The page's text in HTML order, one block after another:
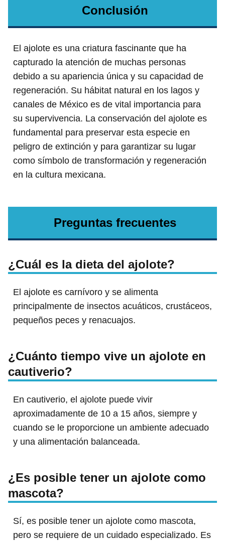
Conclusión
El ajolote es una criatura fascinante que ha
capturado la atención de muchas personas
debido a su apariencia única y su capacidad de
regeneración. Su hábitat natural en los lagos y
canales de México es de vital importancia para
su supervivencia. La conservación del ajolote es
fundamental para preservar esta especie en
peligro de extinción y para garantizar su lugar
como símbolo de transformación y regeneración
en la cultura mexicana.
Preguntas frecuentes
¿Cuál es la dieta del ajolote?
El ajolote es carnívoro y se alimenta
principalmente de insectos acuáticos, crustáceos,
pequeños peces y renacuajos.
¿Cuánto tiempo vive un ajolote en
cautiverio?
En cautiverio, el ajolote puede vivir
aproximadamente de 10 a 15 años, siempre y
cuando se le proporcione un ambiente adecuado
y una alimentación balanceada.
¿Es posible tener un ajolote como
mascota?
Sí, es posible tener un ajolote como mascota,
pero se requiere de un cuidado especializado. Es